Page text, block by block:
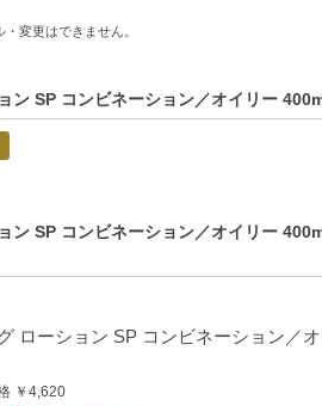
お悩みの方
変更はできません。
ン SP コンビネーション／オイリー
ン SP コンビネーション／オイリー
ローション SP コンビネーション／
￥4,620